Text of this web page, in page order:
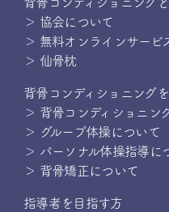
背骨コンディショニング
＞ 協会について
＞ 無料オンラインサービ
＞ 仙骨枕
背骨コンディショニング
＞ 背骨コンディショニン
＞ グループ体操について
＞ パーソナル体操指導に
＞ 背骨矯正について
指導者を目指す方